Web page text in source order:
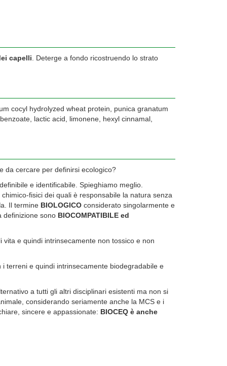
capelli . Deterge a fondo ricostruendo lo strato
cocyl hydrolyzed wheat protein, punica granatum
lactic acid, limonene, hexyl cinnamal,
da cercare per definirsi ecologico?
e identificabile. Spieghiamo meglio.
fisici dei quali è responsabile la natura senza
Il termine BIOLOGICO considerato singolarmente e
definizione sono BIOCOMPATIBILE ed
e quindi intrinsecamente non tossico e non
terreni e quindi intrinsecamente biodegradabile e
a tutti gli altri disciplinari esistenti ma non si
considerando seriamente anche la MCS e i
sincere e appassionate: BIOCEQ è anche